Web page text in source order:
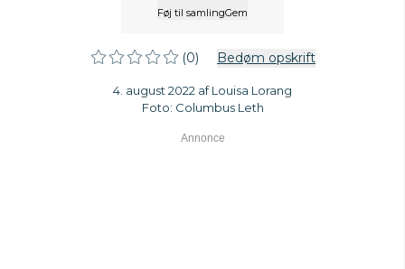
Føj til samlingGem
(0) Bedøm opskrift
4. august 2022 af Louisa Lorang
Foto: Columbus Leth